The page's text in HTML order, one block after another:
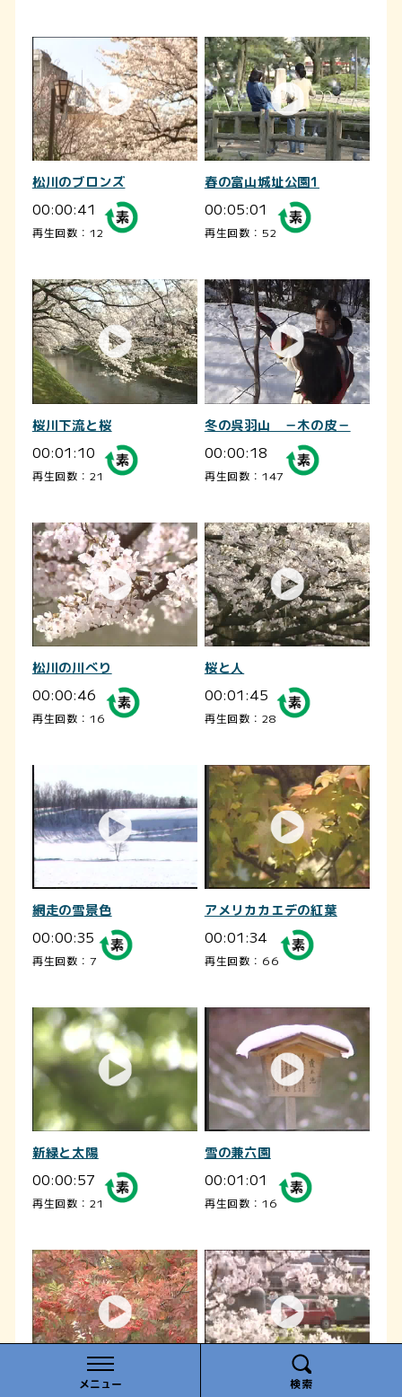
メニュー 検索
松川のブロンズ
00:00:41
再生回数：12
春の富山城址公園1
00:05:01
再生回数：52
桜川下流と桜
00:01:10
再生回数：21
冬の呉羽山 －木の皮－
00:00:18
再生回数：147
松川の川べり
00:00:46
再生回数：16
桜と人
00:01:45
再生回数：28
網走の雪景色
00:00:35
再生回数：7
アメリカカエデの紅葉
00:01:34
再生回数：66
新緑と太陽
00:00:57
再生回数：21
雪の兼六園
00:01:01
再生回数：16